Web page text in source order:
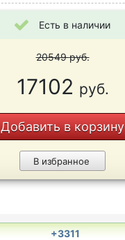
Есть в наличии
20549руб.
17102 руб.
Добавить в корзину
В избранное
+3311